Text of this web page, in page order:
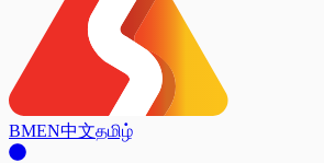
BMEN中文தமிழ்